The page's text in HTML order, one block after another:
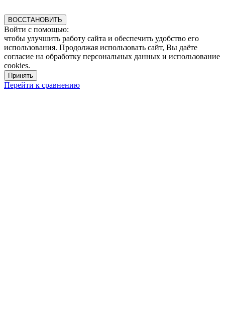
ВОССТАНОВИТЬ
Войти с помощью:
чтобы улучшить работу сайта и обеспечить удобство его
использования. Продолжая использовать сайт, Вы даёте
согласие на обработку персональных данных и использование
cookies.
Принять
Перейти к сравнению